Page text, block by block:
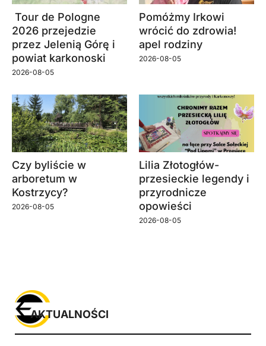
Tour de Pologne
2026 przejedzie
przez Jelenią Górę i
powiat karkonoski
2026-08-05
Pomóżmy Irkowi
wrócić do zdrowia!
apel rodziny
2026-08-05
Czy byliście w
arboretum w
Kostrzycy?
2026-08-05
Lilia Złotogłów-
przesieckie legendy i
przyrodnicze
opowieści
2026-08-05
AKTUALNOŚCI